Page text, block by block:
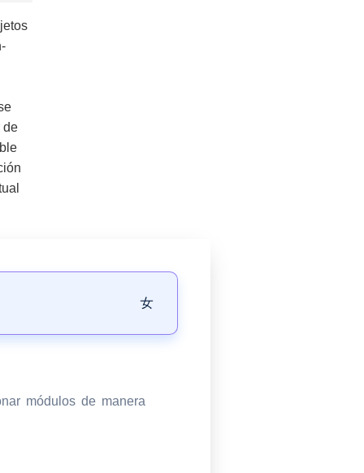
de
módulos de manera